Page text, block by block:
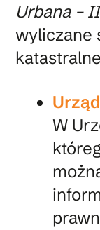
Urbana –
wyliczane
W